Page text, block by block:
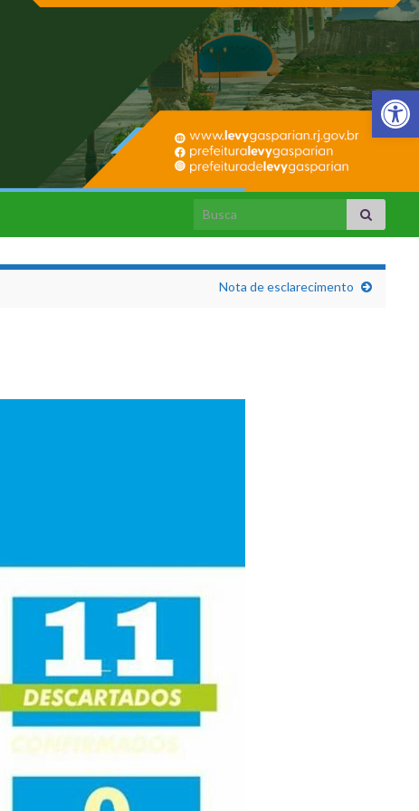
Barra de
Search for:
Nota de esclarecimento